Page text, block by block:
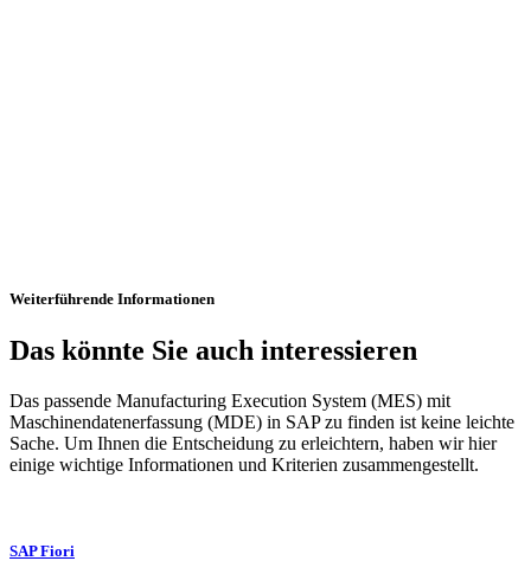
Weiterführende Informationen
Das könnte Sie auch interessieren
Das passende Manufacturing Execution System (MES) mit
Maschinendatenerfassung (MDE) in SAP zu finden ist keine leichte
Sache. Um Ihnen die Entscheidung zu erleichtern, haben wir hier
einige wichtige Informationen und Kriterien zusammengestellt.
SAP Fiori